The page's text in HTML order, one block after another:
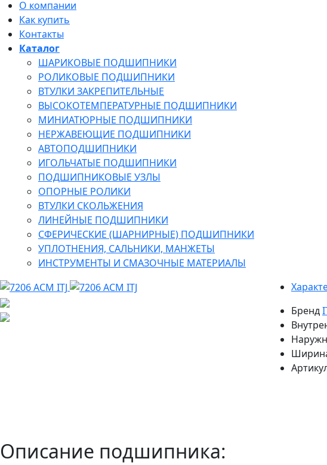
О компании
Как купить
Контакты
Каталог
ШАРИКОВЫЕ ПОДШИПНИКИ
РОЛИКОВЫЕ ПОДШИПНИКИ
ВТУЛКИ ЗАКРЕПИТЕЛЬНЫЕ
ВЫСОКОТЕМПЕРАТУРНЫЕ ПОДШИПНИКИ
МИНИАТЮРНЫЕ ПОДШИПНИКИ
НЕРЖАВЕЮЩИЕ ПОДШИПНИКИ
АВТОПОДШИПНИКИ
ИГОЛЬЧАТЫЕ ПОДШИПНИКИ
ПОДШИПНИКОВЫЕ УЗЛЫ
ОПОРНЫЕ РОЛИКИ
ВТУЛКИ СКОЛЬЖЕНИЯ
ЛИНЕЙНЫЕ ПОДШИПНИКИ
СФЕРИЧЕСКИЕ (ШАРНИРНЫЕ) ПОДШИПНИКИ
УПЛОТНЕНИЯ, САЛЬНИКИ, МАНЖЕТЫ
ИНСТРУМЕНТЫ И СМАЗОЧНЫЕ МАТЕРИАЛЫ
Бренд
Описание подшипника: